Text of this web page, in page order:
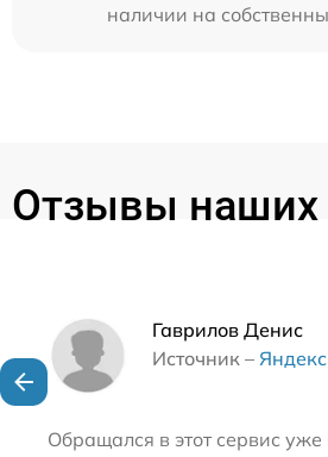
наличии на
Отзывы наших
Гаврилов Денис
Источник – Яндекс
Обращался в этот сервис
Наши